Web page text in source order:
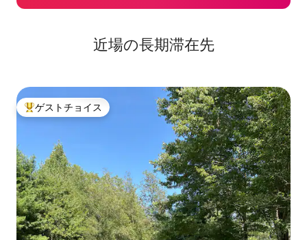
近場の長期滞在先
大好評のゲストチョイスです。
ゲストチョイス